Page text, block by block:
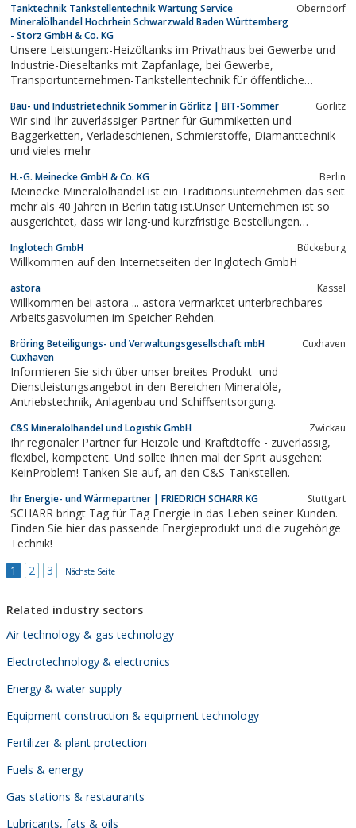
Tanktechnik Tankstellentechnik Wartung Service
Mineralölhandel Hochrhein Schwarzwald Baden Württemberg
- Storz GmbH & Co. KG
Oberndorf
Unsere Leistungen:-Heizöltanks im Privathaus bei Gewerbe und
Industrie-Dieseltanks mit Zapfanlage, bei Gewerbe,
Transportunternehmen-Tankstellentechnik für öffentliche
der Industrie für Schneidöl, Emulsion, Altöl, Rohrleitungen,
Versorgungssysteme...
Bau- und Industrietechnik Sommer in Görlitz | BIT-Sommer Görlitz
Wir sind Ihr zuverlässiger Partner für Gummiketten und
Baggerketten, Verladeschienen, Schmierstoffe, Diamanttechnik
und vieles mehr
H.-G. Meinecke GmbH & Co. KG Berlin
Meinecke Mineralölhandel ist ein Traditionsunternehmen das seit
mehr als 40 Jahren in Berlin tätig ist.Unser Unternehmen ist so
ausgerichtet, dass wir lang-und kurzfristige Bestellungen
Turnusbelieferung werden wir von unseren Kunden genauso
geschätzt, wie...
Inglotech GmbH Bückeburg
Willkommen auf den Internetseiten der Inglotech GmbH
astora Kassel
Willkommen bei astora ... astora vermarktet unterbrechbares
Arbeitsgasvolumen im Speicher Rehden.
Bröring Beteiligungs- und Verwaltungsgesellschaft mbH
Cuxhaven
Cuxhaven
Informieren Sie sich über unser breites Produkt- und
Dienstleistungsangebot in den Bereichen Mineralöle,
Antriebstechnik, Anlagenbau und Schiffsentsorgung.
C&S Mineralölhandel und Logistik GmbH Zwickau
Ihr regionaler Partner für Heizöle und Kraftdtoffe - zuverlässig,
flexibel, kompetent. Und sollte Ihnen mal der Sprit ausgehen:
KeinProblem! Tanken Sie auf, an den C&S-Tankstellen.
Ihr Energie- und Wärmepartner | FRIEDRICH SCHARR KG Stuttgart
SCHARR bringt Tag für Tag Energie in das Leben seiner Kunden.
Finden Sie hier das passende Energieprodukt und die zugehörige
Technik!
1
2 3 Nächste Seite
Related industry sectors
Air technology & gas technology
Electrotechnology & electronics
Energy & water supply
Equipment construction & equipment technology
Fertilizer & plant protection
Fuels & energy
Gas stations & restaurants
Lubricants, fats & oils